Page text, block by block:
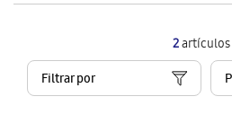
2artículos
Filtrar por